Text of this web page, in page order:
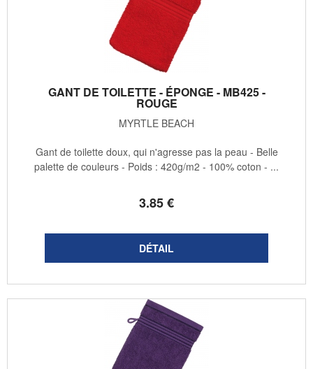
GANT DE TOILETTE - ÉPONGE - MB425 -
ROUGE
MYRTLE BEACH
3.85€
Gant de toilette doux, qui n'agresse pas la peau - Belle
palette de couleurs - Poids : 420g/m2 - 100% coton - ...